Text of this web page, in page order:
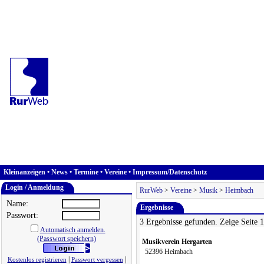
Kleinanzeigen • News • Termine • Vereine • Impressum/Datenschutz
Login / Anmeldung
Name:
Passwort:
Automatisch anmelden.
(Passwort speichern)
Kostenlos registrieren| Passwort vergessen|
RurWeb > Vereine > Musik > Heimbach
Ergebnisse
3 Ergebnisse gefunden. Zeige Seite
Musikverein Hergarten
52396 Heimbach